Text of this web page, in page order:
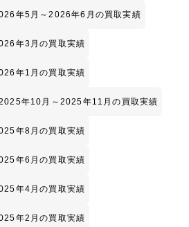
年5月～2026年6月の買取実績
年3月の買取実績
年1月の買取実績
年10月～2025年11月の買取実績
年8月の買取実績
年6月の買取実績
年4月の買取実績
年2月の買取実績